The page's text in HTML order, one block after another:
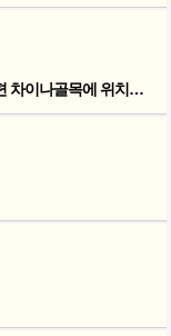
중국분 환영! 성남중앙시장 맞은편 차이나골목에 위치한 마사지샵